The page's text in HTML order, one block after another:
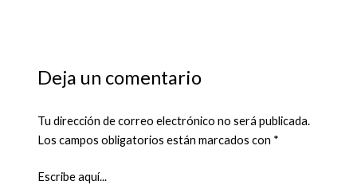
Deja un comentario
Tu dirección de correo electrónico no será publicada.
Los campos obligatorios están marcados con *
Escribe aquí...